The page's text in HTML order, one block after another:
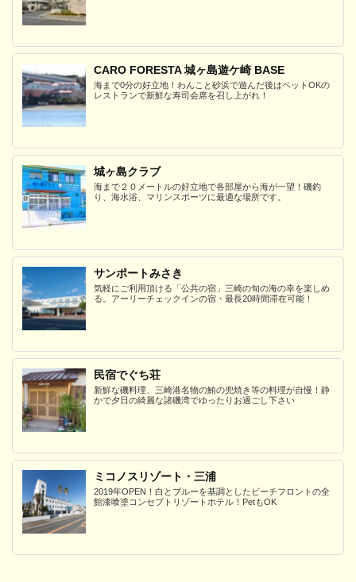
CARO FORESTA 城ヶ島遊ケ崎 BASE
海まで0分の好立地！わんこと砂浜で遊んだ後はペットOKの
レストランで新鮮な寿司会席を召し上がれ！
城ヶ島クラブ
海まで２０メートルの好立地で各部屋から海が一望！磯釣
り、海水浴、マリンスポーツに最適な場所です。
サンポートみさき
気軽にご利用頂ける「公共の宿」三崎の旬の海の幸を楽しめ
る。アーリーチェックインの宿・最長20時間滞在可能！
民宿でぐち荘
新鮮な磯料理、三崎港名物の鮪の兜焼き等の料理が自慢！静
かで夕日の綺麗な諸磯湾でゆったりお過ごし下さい
ミコノスリゾート・三浦
2019年OPEN！白とブルーを基調としたビーチフロントの全
館漆喰塗コンセプトリゾートホテル！PetもOK